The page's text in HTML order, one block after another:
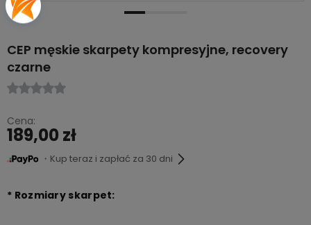
CEP męskie skarpety kompresyjne, recovery
czarne
Cena:
189,00 zł
・Kup teraz i zapłać za 30 dni
* Rozmiary skarpet: